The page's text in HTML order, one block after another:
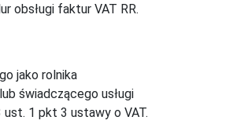
obsługi faktur VAT RR.
jako rolnika
świadczącego usługi
1 pkt 3 ustawy o VAT.